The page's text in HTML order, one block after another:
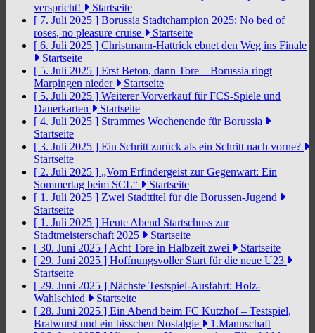
verspricht!
Startseite
[ 7. Juli 2025 ] Borussia Stadtchampion 2025: No bed of
roses, no pleasure cruise
Startseite
[ 6. Juli 2025 ] Christmann-Hattrick ebnet den Weg ins Finale
Startseite
[ 5. Juli 2025 ] Erst Beton, dann Tore – Borussia ringt
Marpingen nieder
Startseite
[ 5. Juli 2025 ] Weiterer Vorverkauf für FCS-Spiele und
Dauerkarten
Startseite
[ 4. Juli 2025 ] Strammes Wochenende für Borussia
Startseite
[ 3. Juli 2025 ] Ein Schritt zurück als ein Schritt nach vorne?
Startseite
[ 2. Juli 2025 ] „Vom Erfindergeist zur Gegenwart: Ein
Sommertag beim SCL“
Startseite
[ 1. Juli 2025 ] Zwei Stadttitel für die Borussen-Jugend
Startseite
[ 1. Juli 2025 ] Heute Abend Startschuss zur
Stadtmeisterschaft 2025
Startseite
[ 30. Juni 2025 ] Acht Tore in Halbzeit zwei
Startseite
[ 29. Juni 2025 ] Hoffnungsvoller Start für die neue U23
Startseite
[ 29. Juni 2025 ] Nächste Testspiel-Ausfahrt: Holz-
Wahlschied
Startseite
[ 28. Juni 2025 ] Ein Abend beim FC Kutzhof – Testspiel,
Bratwurst und ein bisschen Nostalgie
1.Mannschaft